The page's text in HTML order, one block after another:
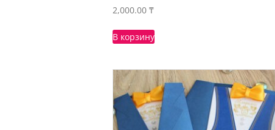
2,000.00 ₸
В корзину